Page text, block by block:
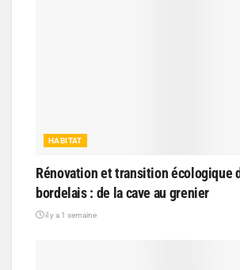
HABITAT
Rénovation et transition écologique
bordelais : de la cave au grenier
il y a 1 semaine